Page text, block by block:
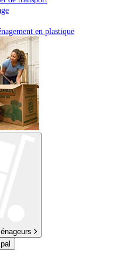
en plastique